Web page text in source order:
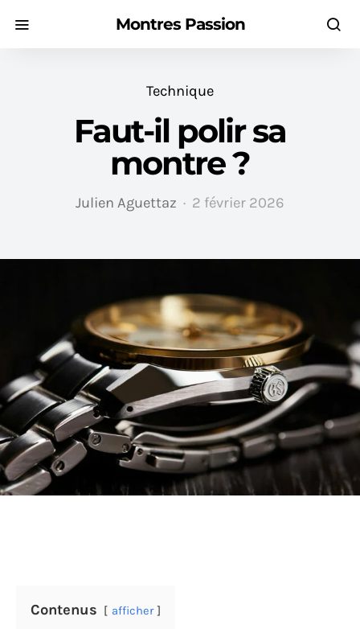
Montres Passion
Technique
Faut-il polir sa
montre ?
Julien Aguettaz 2 février 2026
Contenus afficher